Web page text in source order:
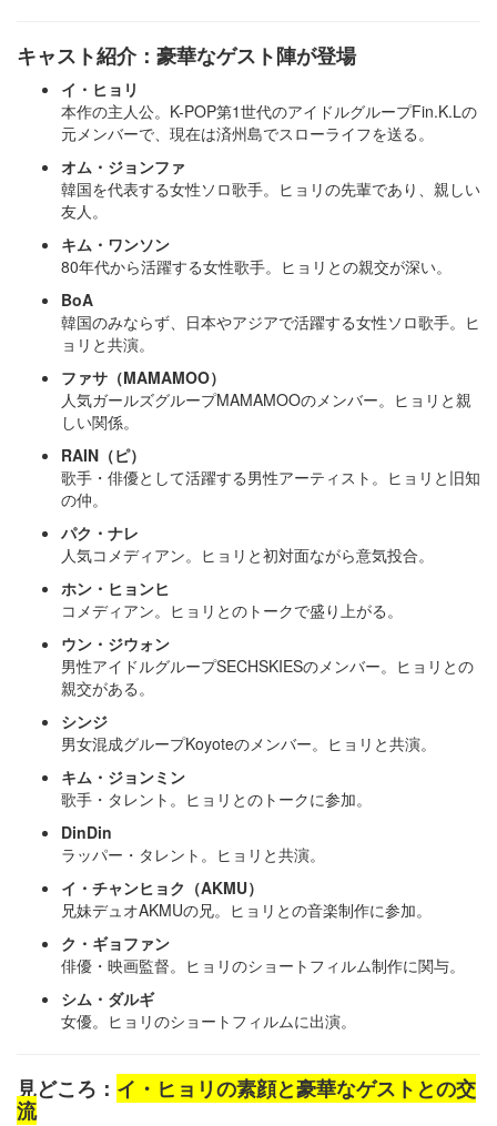
キャスト紹介：豪華なゲスト陣が登場
イ・ヒョリ
本作の主人公。K-POP第1世代のアイドルグループFin.K.Lの
元メンバーで、現在は済州島でスローライフを送る。
オム・ジョンファ
韓国を代表する女性ソロ歌手。ヒョリの先輩であり、親しい
友人。
キム・ワンソン
80年代から活躍する女性歌手。ヒョリとの親交が深い。
BoA
韓国のみならず、日本やアジアで活躍する女性ソロ歌手。ヒ
ョリと共演。
ファサ（MAMAMOO）
人気ガールズグループMAMAMOOのメンバー。ヒョリと親
しい関係。
RAIN（ピ）
歌手・俳優として活躍する男性アーティスト。ヒョリと旧知
の仲。
パク・ナレ
人気コメディアン。ヒョリと初対面ながら意気投合。
ホン・ヒョンヒ
コメディアン。ヒョリとのトークで盛り上がる。
ウン・ジウォン
男性アイドルグループSECHSKIESのメンバー。ヒョリとの
親交がある。
シンジ
男女混成グループKoyoteのメンバー。ヒョリと共演。
キム・ジョンミン
歌手・タレント。ヒョリとのトークに参加。
DinDin
ラッパー・タレント。ヒョリと共演。
イ・チャンヒョク（AKMU）
兄妹デュオAKMUの兄。ヒョリとの音楽制作に参加。
ク・ギョファン
俳優・映画監督。ヒョリのショートフィルム制作に関与。
シム・ダルギ
女優。ヒョリのショートフィルムに出演。
見どころ： イ・ヒョリの素顔と豪華なゲストとの交
流